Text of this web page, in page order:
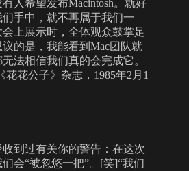
人希望发布Macintosh。就好
手中，就不再属于我们一
上展示时，全体观众鼓掌足
的是，我能看到Mac团队就
法相信我们真的会完成它。
花公子》杂志，1985年2月1
收到过有关你的警告：在这次
会“被忽悠一把”。[笑]“我们